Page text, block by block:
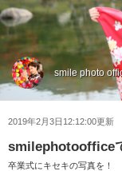
smile photo
2019年2月3日12:12:00更新
smilephotooffice
卒業式にキセキの写真を！